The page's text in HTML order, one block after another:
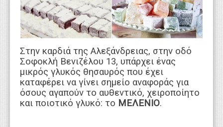
Στην καρδιά της Αλεξάνδρειας, στην οδό
Σοφοκλή Βενιζέλου 13, υπάρχει ένας
μικρός γλυκός θησαυρός που έχει
καταφέρει να γίνει σημείο αναφοράς για
όσους αγαπούν το αυθεντικό, χειροποίητο
και ποιοτικό γλυκό: το ΜΕΛΕΝΙΟ.